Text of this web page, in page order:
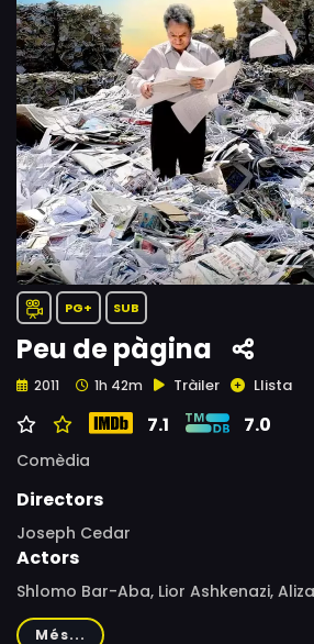
PG+ SUB
Peu de pàgina
2011 1h 42m Tràiler Llista
7.1 7.0
Comèdia
Directors
Joseph Cedar
Actors
Shlomo Bar-Aba, Lior Ashkenazi,
Micah Lewensohn, Nevo Kimchi, Yuval
Més...